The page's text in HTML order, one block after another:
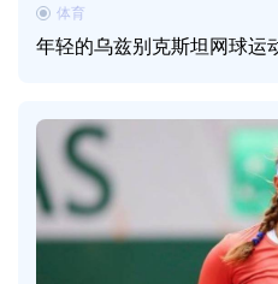
年轻的乌兹别克斯坦网球运
体育